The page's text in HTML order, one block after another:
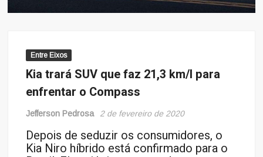
Entre Eixos
Kia trará SUV que faz 21,3 km/l para
enfrentar o Compass
Jefferson Pedrosa 2 de fevereiro de 2020
Depois de seduzir os consumidores, o
Kia Niro híbrido está confirmado para o